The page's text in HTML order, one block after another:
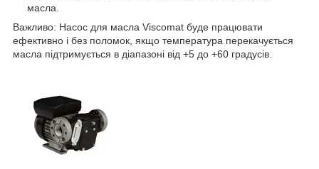
масла.
Важливо: Насос для масла Viscomat буде працювати
ефективно і без поломок, якщо температура перекачується
масла підтримується в діапазоні від +5 до +60 градусів.